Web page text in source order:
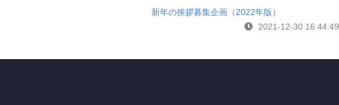
新年の挨拶募集企画（2022年版）
2021-12-30 16:44:49